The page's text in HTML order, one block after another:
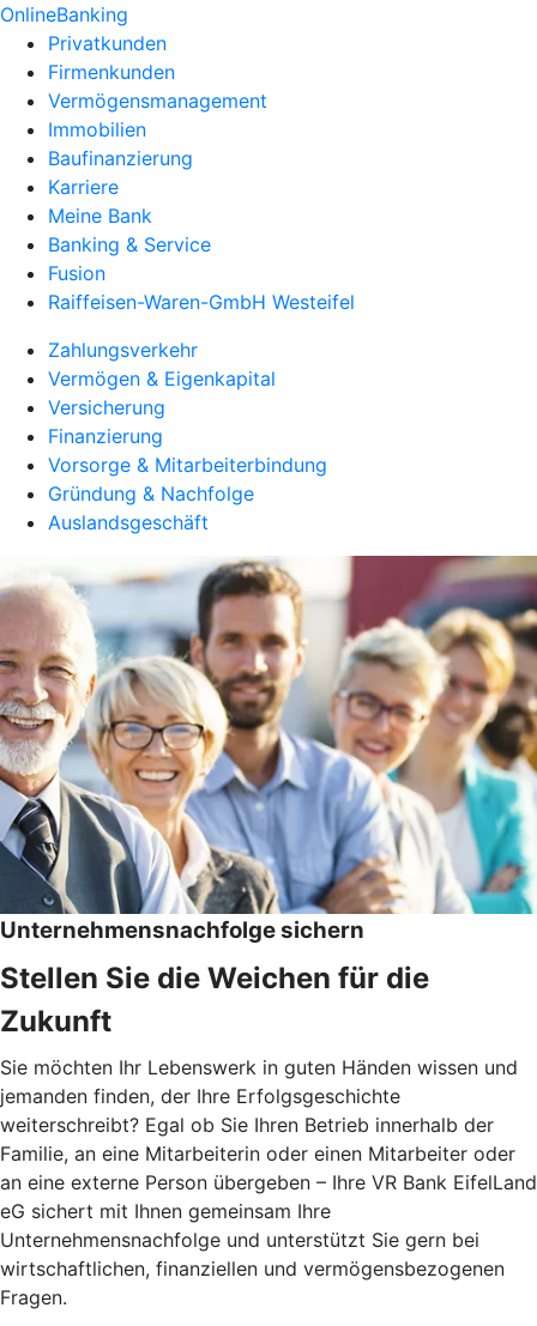
OnlineBanking
Privatkunden
Firmenkunden
Vermögensmanagement
Immobilien
Baufinanzierung
Karriere
Meine Bank
Banking & Service
Fusion
Raiffeisen-Waren-GmbH Westeifel
Zahlungsverkehr
Vermögen & Eigenkapital
Versicherung
Finanzierung
Vorsorge & Mitarbeiterbindung
Gründung & Nachfolge
Auslandsgeschäft
Unternehmensnachfolge sichern
Stellen Sie die Weichen für die
Zukunft
Sie möchten Ihr Lebenswerk in guten Händen wissen und
jemanden finden, der Ihre Erfolgsgeschichte
weiterschreibt? Egal ob Sie Ihren Betrieb innerhalb der
Familie, an eine Mitarbeiterin oder einen Mitarbeiter oder
an eine externe Person übergeben – Ihre VR Bank EifelLand
eG sichert mit Ihnen gemeinsam Ihre
Unternehmensnachfolge und unterstützt Sie gern bei
wirtschaftlichen, finanziellen und vermögensbezogenen
Fragen.